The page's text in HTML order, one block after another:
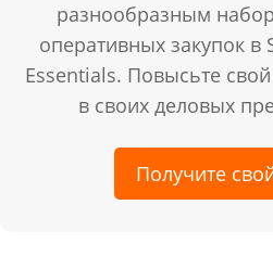
разнообразным
оперативных закупок в
Essentials. Повысьте
в своих деловых
Получите